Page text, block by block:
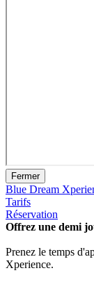
Fermer
Blue Dream
Tarifs
Réservation
Offrez une demi
Prenez le temps
Xperience.